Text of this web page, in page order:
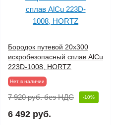
Бородок путевой 20х300
искробезопасный сплав AlCu
223D-1008, HORTZ
Нет в наличии
7 920 руб.без НДС -10%
6 492 руб.